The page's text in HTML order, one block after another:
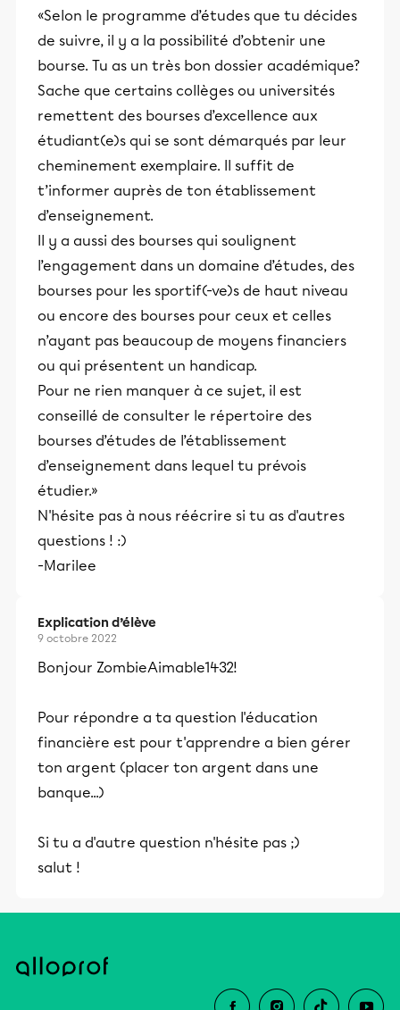
«Selon le programme d’études que tu décides
de suivre, il y a la possibilité d’obtenir une
bourse. Tu as un très bon dossier académique?
Sache que certains collèges ou universités
remettent des bourses d’excellence aux
étudiant(e)s qui se sont démarqués par leur
cheminement exemplaire. Il suffit de
t’informer auprès de ton établissement
d’enseignement.
Il y a aussi des bourses qui soulignent
l’engagement dans un domaine d’études, des
bourses pour les sportif(-ve)s de haut niveau
ou encore des bourses pour ceux et celles
n’ayant pas beaucoup de moyens financiers
ou qui présentent un handicap.
Pour ne rien manquer à ce sujet, il est
conseillé de consulter le répertoire des
bourses d’études de l’établissement
d’enseignement dans lequel tu prévois
étudier.»
N'hésite pas à nous réécrire si tu as d'autres
questions ! :)
-Marilee
Explication d’élève
9 octobre 2022
Bonjour ZombieAimable1432!
Pour répondre a ta question l'éducation
financière est pour t'apprendre a bien gérer
ton argent (placer ton argent dans une
banque...)
Si tu a d'autre question n'hésite pas ;)
salut !